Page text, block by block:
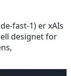
fast-1) er xAIs
designet for